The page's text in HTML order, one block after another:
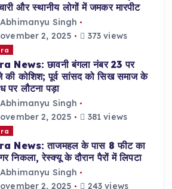
और स्थानीय लोगों में जमकर मारपीट
Abhimanyu Singh
2, 2025
373 views
News: छावनी बंगला नंबर 23 पर
की कोशिश; पूर्व सांसद को सिख समाज के
पर लौटना पड़ा
Abhimanyu Singh
2, 2025
381 views
News: ताजमहल के पास 8 फीट का
निकला, रेस्क्यू के दौरान पैरों में लिपटा
Abhimanyu Singh
2, 2025
243 views